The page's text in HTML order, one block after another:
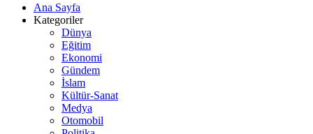
Ana Sayfa
Kategoriler
Dünya
Eğitim
Ekonomi
Gündem
İslam
Kültür-Sanat
Medya
Otomobil